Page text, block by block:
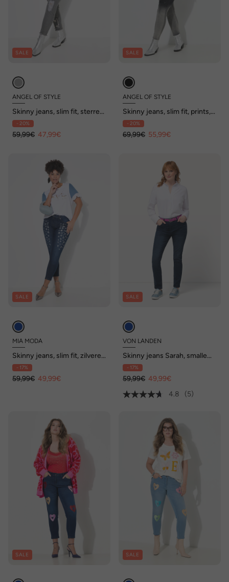
SALE
ANGEL OF STYLE
Skinny jeans, slim fit, sterren,
destroyed patches, 5-pocket
- 20%
59,99€ 47,99€
SALE
ANGEL OF STYLE
Skinny jeans, slim fit, prints,
destroyed, 5-pocket
- 20%
69,99€ 55,99€
SALE
MIA MODA
Skinny jeans, slim fit, zilveren
luipaard, 5-pocket
- 17%
59,99€ 49,99€
SALE
VON LANDEN
Skinny jeans Sarah, smalle
pijp, stretch
- 17%
59,99€ 49,99€
4.8
(5)
SALE SALE